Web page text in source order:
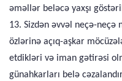
əməllər beləcə yaxşı
13. Sizdən əvvəl neçə-
özlərinə açıq-aşkar
etdikləri və iman gətirəsi
günahkarları belə